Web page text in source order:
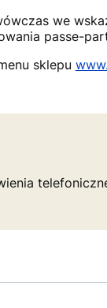
we
passe-
sklepu